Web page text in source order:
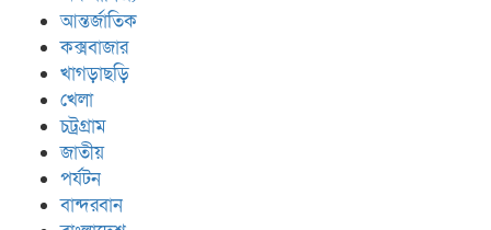
আন্তর্জাতিক
কক্সবাজার
খাগড়াছড়ি
খেলা
চট্রগ্রাম
জাতীয়
পর্যটন
বান্দরবান